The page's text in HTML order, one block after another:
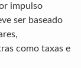
impulso
ser baseado
como taxas e